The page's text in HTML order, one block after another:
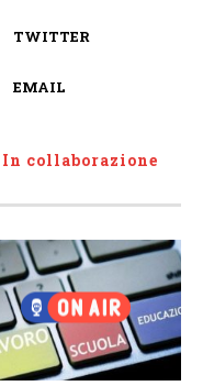
TWITTER
EMAIL
In collaborazione